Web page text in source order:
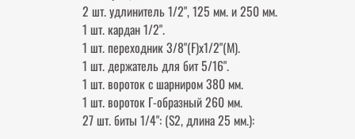
2 шт. удлинитель 1/2", 125 мм. и 250 мм.
1 шт. кардан 1/2".
1 шт. переходник 3/8"(F)х1/2"(М).
1 шт. держатель для бит 5/16".
1 шт. вороток с шарниром 380 мм.
1 шт. вороток Г-образный 260 мм.
27 шт. биты 1/4": (S2, длина 25 мм.):